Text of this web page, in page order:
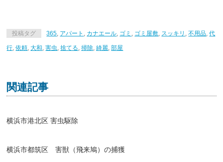
投稿タグ 365, アパート , カナエール, ゴミ , ゴミ屋敷, スッキリ ,不用品,代
行,依頼,大和,害虫,捨てる,掃除,綺麗,部屋
関連記事
横浜市港北区 害虫駆除
横浜市都筑区 害獣（飛来鳩）の捕獲